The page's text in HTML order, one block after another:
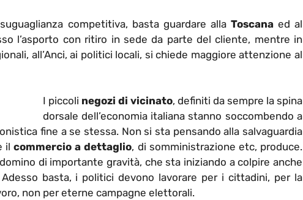
competitiva, basta guardare alla Toscanaed al
l’asporto con ritiro in sede da parte del cliente, mentre in
all’Anci, ai politici locali, si chiede maggiore attenzione al
I piccoli negozi di vicinato, definiti da sempre la spina
dorsale dell’economia italiana stanno soccombendo a
fine a se stessa. Non si sta pensando alla salvaguardia
ilcommercio a dettaglio, di somministrazione etc, produce.
di importante gravità, che sta iniziando a colpire anche
basta, i politici devono lavorare per i cittadini, per la
non per eterne campagne elettorali.